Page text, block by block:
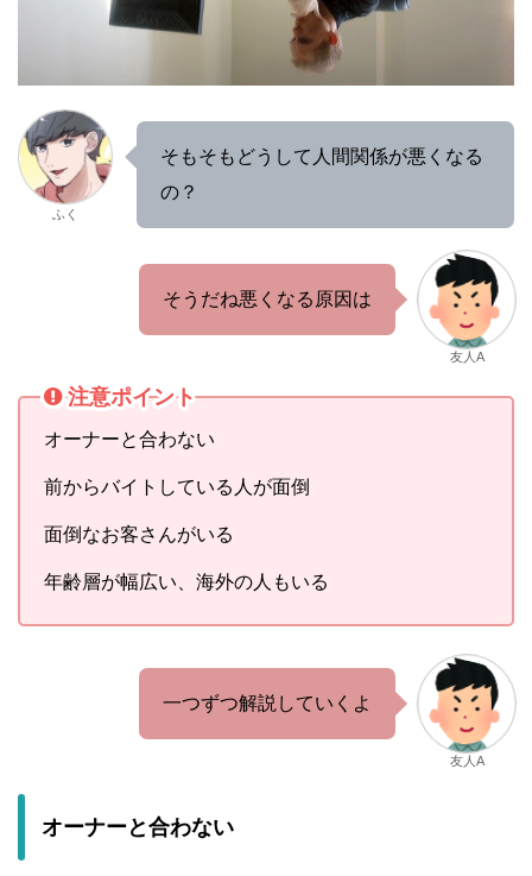
ふく
そもそもどうして人間関係が悪くなる
の？
そうだね悪くなる原因は
友人A
注意ポイント
オーナーと合わない
前からバイトしている人が面倒
面倒なお客さんがいる
年齢層が幅広い、海外の人もいる
一つずつ解説していくよ
友人A
オーナーと合わない